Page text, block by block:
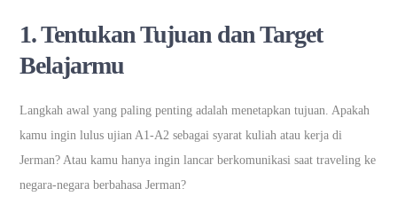
1. Tentukan Tujuan dan Target
Belajarmu
Langkah awal yang paling penting adalah menetapkan tujuan. Apakah
kamu ingin lulus ujian A1-A2 sebagai syarat kuliah atau kerja di
Jerman? Atau kamu hanya ingin lancar berkomunikasi saat traveling ke
negara-negara berbahasa Jerman?